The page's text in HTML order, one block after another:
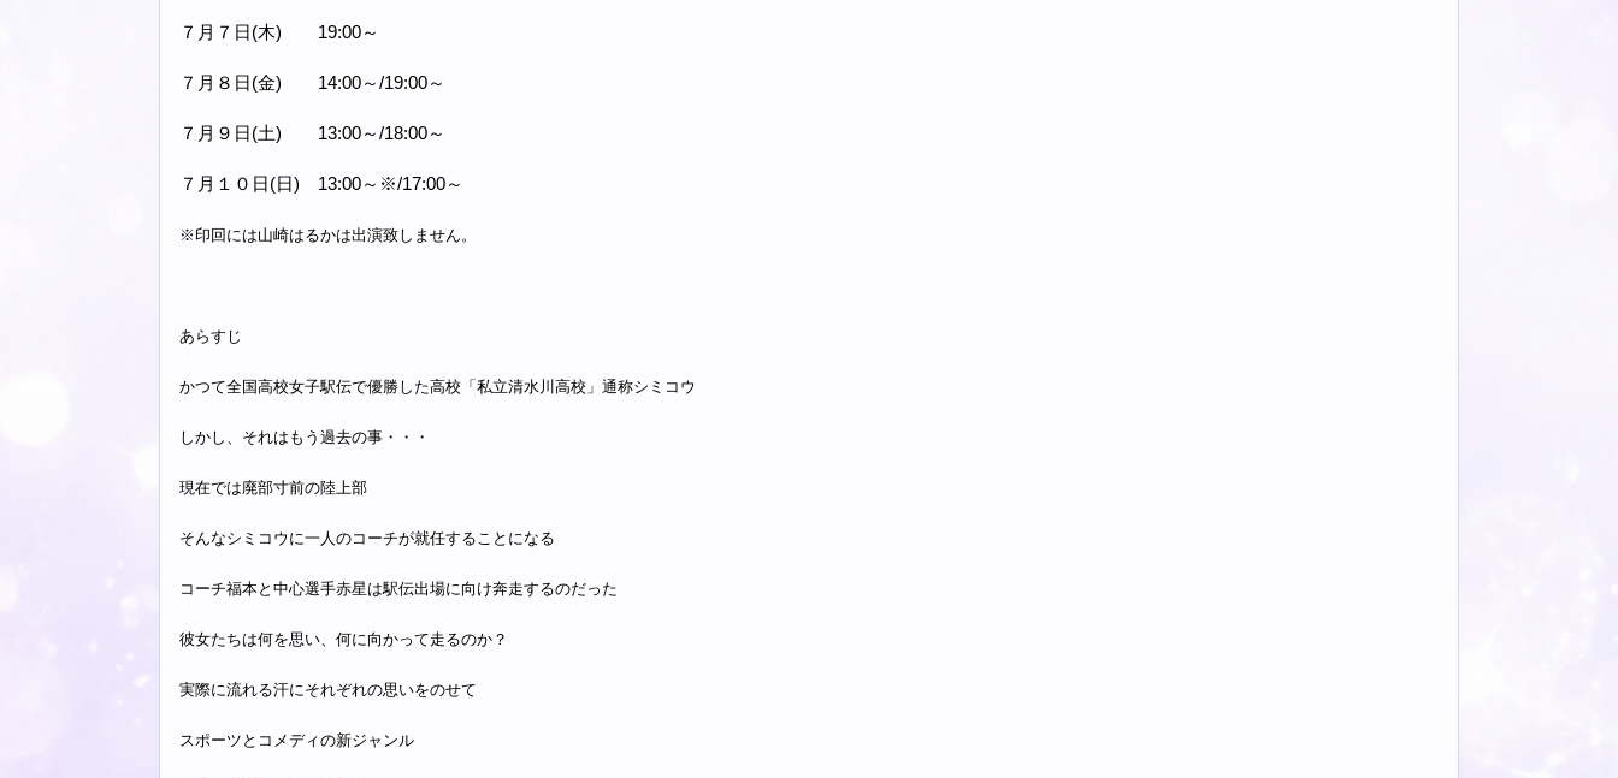
７月７日(木) 19:00～
７月８日(金) 14:00～/19:00～
７月９日(土) 13:00～/18:00～
７月１０日(日) 13:00～※/17:00～
※印回には山崎はるかは出演致しません。
あらすじ
かつて全国高校女子駅伝で優勝した高校「私立清水川高校」通称シミコウ
しかし、それはもう過去の事・・・
現在では廃部寸前の陸上部
そんなシミコウに一人のコーチが就任することになる
コーチ福本と中心選手赤星は駅伝出場に向け奔走するのだった
彼女たちは何を思い、何に向かって走るのか？
実際に流れる汗にそれぞれの思いをのせて
スポーツとコメディの新ジャンル